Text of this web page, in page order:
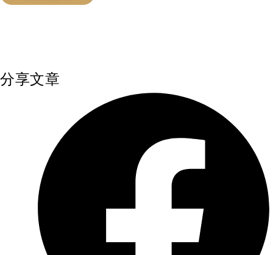
分享文章